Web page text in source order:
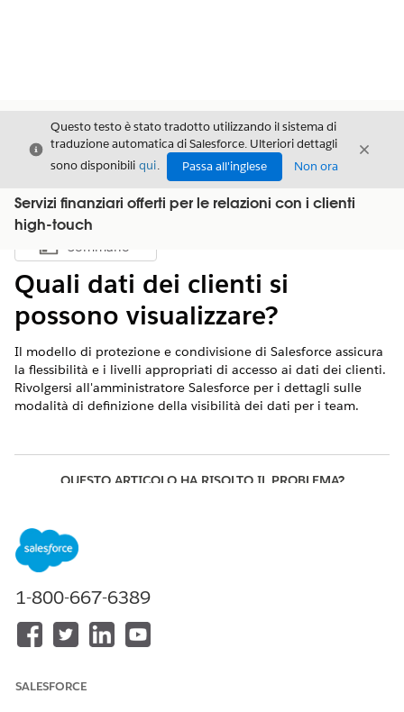
Chiudi
Questo testo è stato tradotto utilizzando il sistema di
traduzione automatica di Salesforce. Ulteriori dettagli
sono disponibili qui. Passa all'inglese Non ora
Chiudi
Servizi finanziari offerti per le relazioni con i clienti
high-touch
Mostra sommario
Sommario
Quali dati dei clienti si
possono visualizzare?
Il modello di protezione e condivisione di Salesforce assicura
la flessibilità e i livelli appropriati di accesso ai dati dei clienti.
Rivolgersi all'amministratore Salesforce per i dettagli sulle
modalità di definizione della visibilità dei dati per i team.
QUESTO ARTICOLO HA RISOLTO IL PROBLEMA?
1-800-667-6389
SALESFORCE